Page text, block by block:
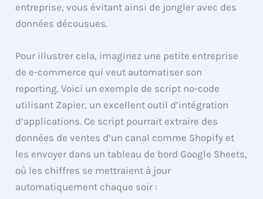
entreprise, vous évitant ainsi de jongler avec des
données décousues.
Pour illustrer cela, imaginez une petite entreprise
de e-commerce qui veut automatiser son
reporting. Voici un exemple de script no-code
utilisant Zapier, un excellent outil d’intégration
d’applications. Ce script pourrait extraire des
données de ventes d’un canal comme Shopify et
les envoyer dans un tableau de bord Google Sheets,
où les chiffres se mettraient à jour
automatiquement chaque soir :